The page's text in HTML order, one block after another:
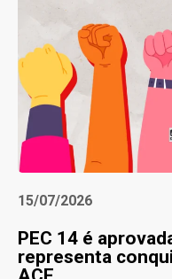
15/07/2026
PEC 14 é
representa